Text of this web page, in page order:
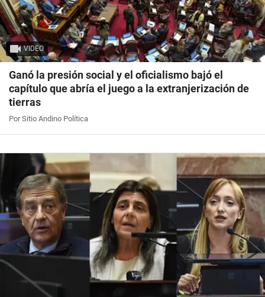
VIDEO
Ganó la presión social y el oficialismo bajó el
capítulo que abría el juego a la extranjerización de
tierras
Por Sitio Andino Política